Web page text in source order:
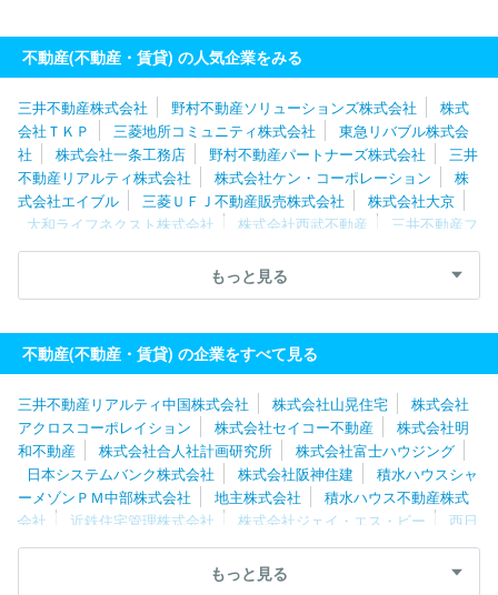
不動産(不動産・賃貸) の人気企業をみる
三井不動産株式会社 野村不動産ソリューションズ株式会社
株式
会社ＴＫＰ
三菱地所コミュニティ株式会社
東急リバブル株式会
社
株式会社一条工務店 野村不動産パートナーズ株式会社
三井
不動産リアルティ株式会社
株式会社ケン・コーポレーション
株
式会社エイブル
三菱ＵＦＪ不動産販売株式会社
株式会社大京
大和ライフネクスト株式会社
株式会社西武不動産
三井不動産フ
ァシリティーズ株式会社
東京不動産管理株式会社
株式会社共立
帝国不動産株式会社 株式会社大京アステージ
式会社東急コミュニティー
住友不動産ステップ株式会社
明和地所株式会社
独立行政法人都
市再生機構（UR都市機構）
三井不動産ビルマネジメント株式会社
菱地所ハウスネット株式会社
もっと見る
不動産(不動産・賃貸) の企業をすべて見る
三井不動産リアルティ中国株式会社 株式会社山晃住宅
株式会社
アクロスコーポレイション
株式会社セイコー不動産
株式会社明
和不動産
株式会社合人社計画研究所
株式会社富士ハウジング
日本システムバンク株式会社
株式会社阪神住建
積水ハウスシャ
ーメゾンＰＭ中部株式会社
地主株式会社
積水ハウス不動産株式
会社
近鉄住宅管理株式会社 株式会社ジェイ・エス・ビー
西日
本高速道路サービス・ホールディングス株式会社
株式会社ニッショ
ケイアイスター不動産株式会社 株式会社アップル
株式会社
もっと見る